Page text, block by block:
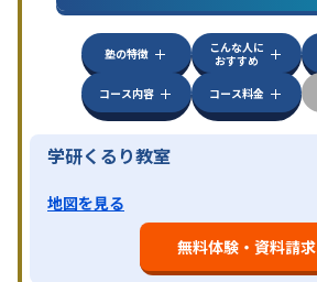
塾の特徴
こんな人に
おすすめ
コース内容
コース料金
学研くるり教室
地図を見る
無料体験・資料請求